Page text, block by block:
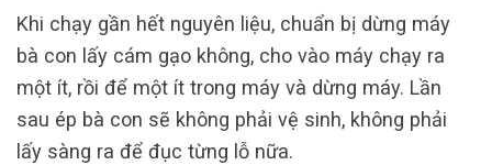
Khi chạy gần hết nguyên liệu, chuẩn bị dừng máy
bà con lấy cám gạo không, cho vào máy chạy ra
một ít, rồi để một ít trong máy và dừng máy. Lần
sau ép bà con sẽ không phải vệ sinh, không phải
lấy sàng ra để đục từng lỗ nữa.